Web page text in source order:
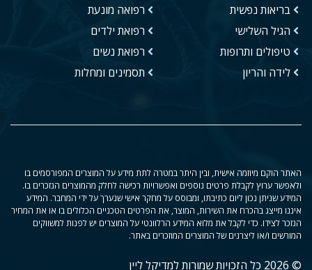
בריאות נפשית
הגיל השלישי
טיפולים ותרופות
לידה והריון
רפואה מונעת
רפואת ילדים
רפואת נשים
תסמינים ומחלות
האתר הוקם מיוזמה אישית, ובין היתר במטרה לתת מידע על המוצרים המפורסמים בו
ולאפשר ערוץ לקבלת פרטים נוספים ואפשרויות רכישה לחלק מהמוצרים הנזכרים בו.
המידע שניתן נכון ליום כתיבתו, ומבוסס על מחקר אישי שנערך על ידי המחבר. המידע
איננו מייצג בהכרח את השירות, המוצר, את הפרטים הטכניים הכלולים בו או את המחיר
הנזכר לצידו. כדי לקבל את מלוא המידע הרלוונטי על המוצרים יש לפנות למשווקים
המורשים ו/או ליצרנים של המוצרים המוזכרים באתר.
© 2026 כל הזכויות שמורות למדיקל ליין